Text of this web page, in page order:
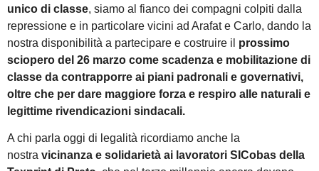
unico di classe, siamo al fianco dei compagni colpiti dalla
repressione e in particolare vicini ad Arafat e Carlo, dando la
nostra disponibilità a partecipare e costruire il prossimo
sciopero del 26 marzo come scadenza e mobilitazione di
classe da contrapporre ai piani padronali e governativi,
oltre che per dare maggiore forza e respiro alle naturali e
legittime rivendicazioni sindacali.
A chi parla oggi di legalità ricordiamo anche la
nostra vicinanza e solidarietà ai lavoratori SICobas della